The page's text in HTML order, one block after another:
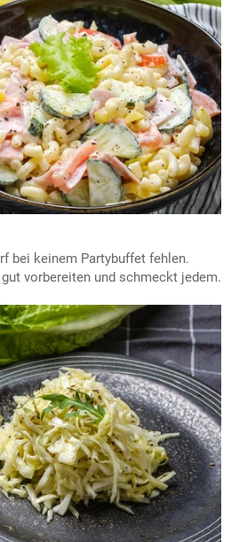
bei keinem Partybuffet fehlen.
vorbereiten und schmeckt jedem.